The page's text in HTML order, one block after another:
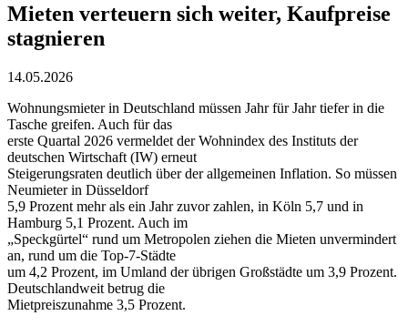
Mieten verteuern sich weiter, Kaufpreise
stagnieren
14.05.2026
Wohnungsmieter in Deutschland müssen Jahr für Jahr tiefer in die
Tasche greifen. Auch für das
erste Quartal 2026 vermeldet der Wohnindex des Instituts der
deutschen Wirtschaft (IW) erneut
Steigerungsraten deutlich über der allgemeinen Inflation. So müssen
Neumieter in Düsseldorf
5,9 Prozent mehr als ein Jahr zuvor zahlen, in Köln 5,7 und in
Hamburg 5,1 Prozent. Auch im
„Speckgürtel“ rund um Metropolen ziehen die Mieten unvermindert
an, rund um die Top-7-Städte
um 4,2 Prozent, im Umland der übrigen Großstädte um 3,9 Prozent.
Deutschlandweit betrug die
Mietpreiszunahme 3,5 Prozent.